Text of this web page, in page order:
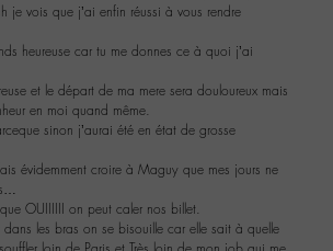
je vois que j’ai enfin réussi à vous rendre
heureuse car tu me donnes ce à quoi j’ai
et le départ de ma mere sera douloureux mais
en moi quand même.
sinon j’aurai été en état de grosse
évidemment croire à Maguy que mes jours ne
OUIIIIII on peut caler nos billet.
les bras on se bisouille car elle sait à quelle